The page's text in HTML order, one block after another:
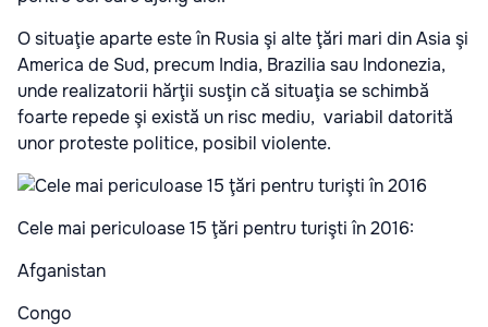
O situaţie aparte este în Rusia şi alte ţări mari din Asia şi
America de Sud, precum India, Brazilia sau Indonezia,
unde realizatorii hărţii susţin că situaţia se schimbă
foarte repede şi există un risc mediu, variabil datorită
unor proteste politice, posibil violente.
Cele mai periculoase 15 ţări pentru turişti în 2016:
Afganistan
Congo